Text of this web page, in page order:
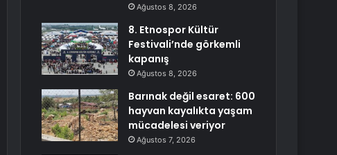
Ağustos 8, 2026
8. Etnospor Kültür
Festivali’nde görkemli
kapanış
Ağustos 8, 2026
Barınak değil esaret: 600
hayvan kayalıkta yaşam
mücadelesi veriyor
Ağustos 7, 2026